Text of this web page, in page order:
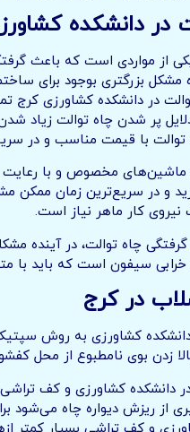
در دانشکده
از مواردی است که باعث
مشکل بزرگتری بوجود برای
در دانشکده کشاورزی کرج
پر شدن چاه توالت زیاد
توالت با قیمت مناسب و در
ماشین‌های مخصوص و با رعایت
و در سریع‌ترین زمان ممکن
کار ماهر نیاز است.
چاه توالت، در آینده
خرابی سیفون است که باید
در کرج
کشاورزی به روش
زدن بوی نامطبوع از محل
دانشکده کشاورزی و کف‌
از ریزش دیواره چاه می‌شود